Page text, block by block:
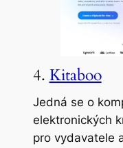
4. Kitaboo
Jedná se o
elektronických
pro vydavatele